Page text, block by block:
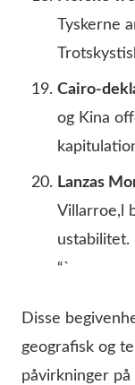
Tyskerne
Cairo-
og Kina
Lanzas
Villarroe,l
ustabilitet.
“`
Disse
geografisk og
påvirkninger